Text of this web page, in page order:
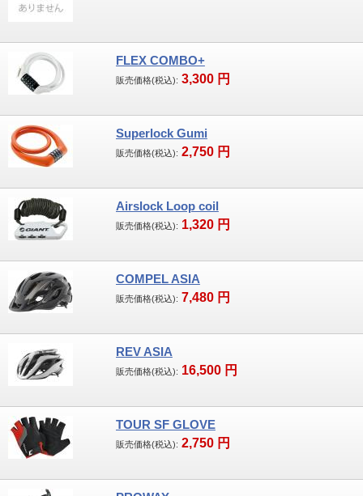
FLEX COMBO+
販売価格(税込): 3,300 円
Superlock Gumi
販売価格(税込): 2,750 円
Airslock Loop coil
販売価格(税込): 1,320 円
COMPEL ASIA
販売価格(税込): 7,480 円
REV ASIA
販売価格(税込): 16,500 円
TOUR SF GLOVE
販売価格(税込): 2,750 円